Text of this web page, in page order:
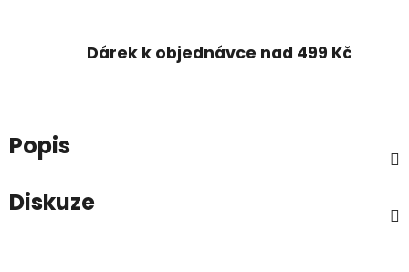
Dárek k objednávce nad 499 Kč
Popis
Diskuze